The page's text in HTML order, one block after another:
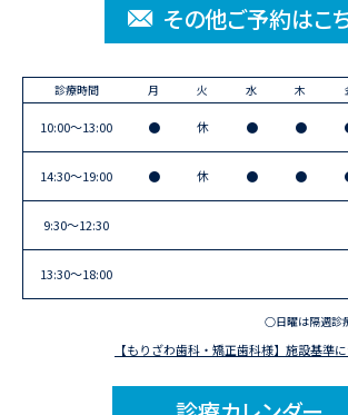
その他ご予約はこ
診療時間 月 火 水 木
10:00〜13:00 ● 休 ● ●
14:30〜19:00 ● 休 ● ●
9:30〜12:30
13:30〜18:00
○日曜は隔週診
【もりざわ歯科・矯正歯科様】施設基準